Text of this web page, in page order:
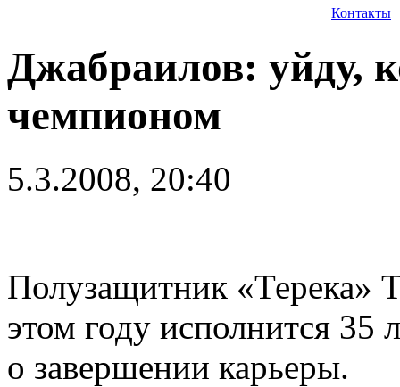
Контакты
Джабраилов: уйду,
чемпионом
5.3.2008, 20:40
Полузащитник «Терека»
этом году исполнится 35
о завершении карьеры.